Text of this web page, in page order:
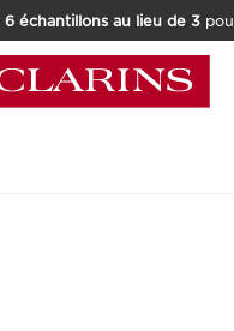
échantillons au lieu de 3